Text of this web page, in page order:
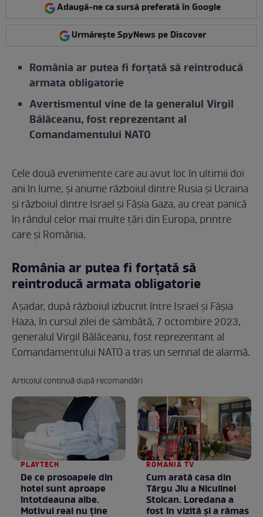
Adaugă-ne ca sursă preferată în Google
Urmărește SpyNews pe Discover
România ar putea fi forțată să reintroducă
armata obligatorie
Avertismentul vine de la generalul Virgil
Bălăceanu, fost reprezentant al
Comandamentului NATO
Cele două evenimente care au avut loc în ultimii doi
ani în lume, și anume războiul dintre Rusia și Ucraina
și războiul dintre Israel și Fâșia Gaza, au creat panică
în rândul celor mai multe țări din Europa, printre
care și România.
România ar putea fi forțată să
reintroducă armata obligatorie
Așadar, după războiul izbucnit între Israel și Fâșia
Haza, în cursul zilei de sâmbătă, 7 octombire 2023,
generalul Virgil Bălăceanu, fost reprezentant al
Comandamentului NATO a tras un semnal de alarmă.
Articolul continuă după recomandări
PLAYTECH
De ce prosoapele din
hotel sunt aproape
întotdeauna albe.
Motivul real nu ține
ROMANIA TV
Cum arată casa din
Târgu Jiu a Niculinei
Stoican. Loredana a
fost în vizită și a rămas